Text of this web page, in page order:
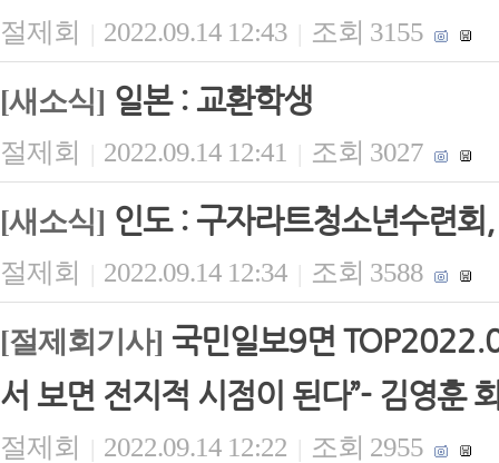
절제회 | 2022.09.14 12:43 | 조회 3155
[새소식] 일본 : 교환학생
절제회 | 2022.09.14 12:41 | 조회 3027
[새소식] 인도 : 구자라트청소년수련
절제회 | 2022.09.14 12:34 | 조회 3588
[절제회기사] 국민일보9면
서 보면 전지적 시점이 된다”- 김영훈
절제회 | 2022.09.14 12:22 | 조회 2955